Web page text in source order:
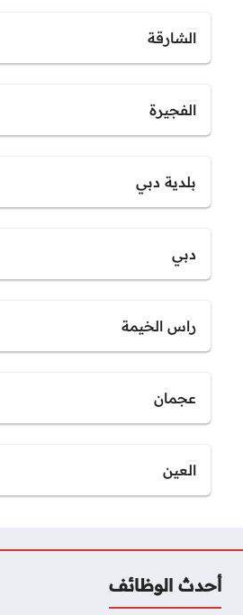
الشارقة
الفجيرة
بلدية دبي
دبي
راس الخيمة
عجمان
العين
أحدث الوظائف